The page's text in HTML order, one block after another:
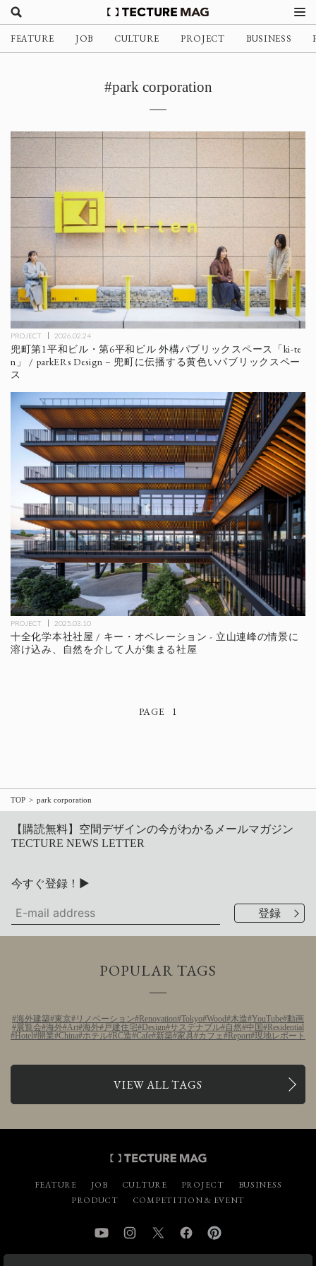
FEATURE JOB CULTURE PROJECT BUSINESS
#park corporation
PROJECT 2026.02.24
兜町第1平和ビル・第6平和ビル 外構パブリックスペース「ki-te
n」 / parkERs Design – 兜町に伝播する黄色いパブリックスペー
ス
PROJECT 2025.03.10
十全化学本社社屋 / キー・オペレーション - 立山連峰の情景に
溶け込み、自然を介して人が集まる社屋
1
TOP park corporation
【購読無料】空間デザインの今がわかるメールマガジン
TECTURE NEWS LETTER
今すぐ登録！▶
POPULAR TAGS
海外建築 東京 リノベーション Renovation Tokyo Wood 木造 YouTube 動画
展覧会 海外 Art 海外 戸建住宅 Design サステナブル 自然 中国
Residential
Hotel 開業 China ホテル RC造 Cafe 新築 家具 カフェ Report 現地レポート
VIEW ALL TAGS
FEATURE JOB CULTURE PROJECT
BUSINESS
PRODUCT
COMPETITION & EVENT
YouTube InstagramTwitter Facebook